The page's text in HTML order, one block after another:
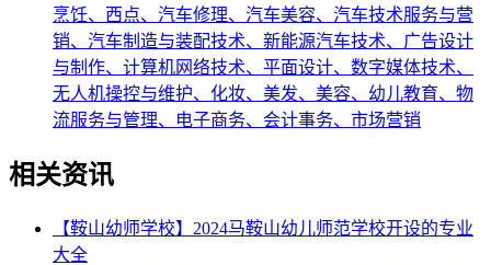
烹饪、西点、汽车修理、汽车美容、汽车技术服务与营
销、汽车制造与装配技术、新能源汽车技术、广告设计
与制作、计算机网络技术、平面设计、数字媒体技术、
无人机操控与维护、化妆、美发、美容、幼儿教育、物
流服务与管理、电子商务、会计事务、市场营销
相关资讯
【鞍山幼师学校】2024马鞍山幼儿师范学校开设的专业
大全